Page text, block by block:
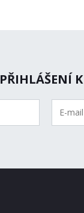
PŘIHLÁŠENÍ